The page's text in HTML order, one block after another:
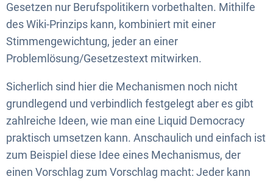
Gesetzen nur Berufspolitikern vorbethalten. Mithilfe
des Wiki-Prinzips kann, kombiniert mit einer
Stimmengewichtung, jeder an einer
Problemlösung/Gesetzestext mitwirken.
Sicherlich sind hier die Mechanismen noch nicht
grundlegend und verbindlich festgelegt aber es gibt
zahlreiche Ideen, wie man eine Liquid Democracy
praktisch umsetzen kann. Anschaulich und einfach ist
zum Beispiel diese Idee eines Mechanismus, der
einen Vorschlag zum Vorschlag macht: Jeder kann